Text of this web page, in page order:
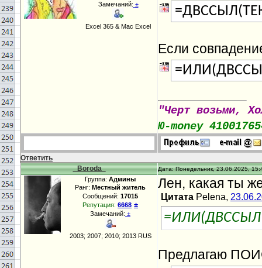
Замечаний: ±
Excel 365 & Mac Excel
Если
"Черт возьми,
Ю-money
Ответить
_Boroda_
Дата: Понедельник, 23.06.2025,
Группа: Админы
Ранг: Местный житель
Сообщений: 17015
Репутация: 6668 ±
Замечаний: ±
2003; 2007; 2010; 2013 RUS
Лен, какая ты
Цитата Pelena,
Предлагаю